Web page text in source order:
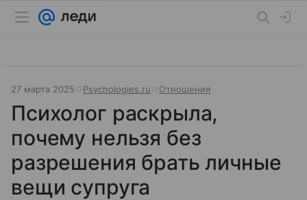
27 марта 2025 Psychologies.ru Отношения
Психолог раскрыла,
почему нельзя без
разрешения брать личные
вещи супруга